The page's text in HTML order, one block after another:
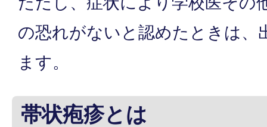
の恐れがないと認めたときは、
ます。
帯状疱疹とは